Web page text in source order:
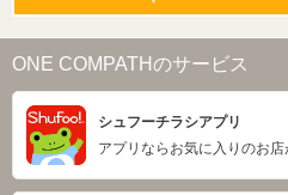
ONE COMPATHのサービス
シュフーチラシアプリ
アプリならお気に入りのお店